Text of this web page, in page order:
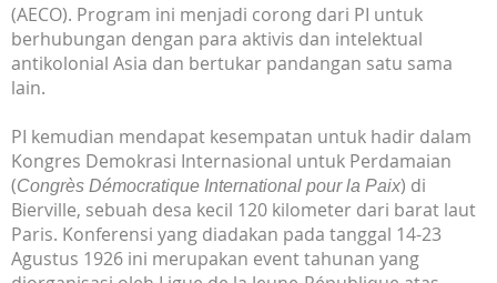
(AECO). Program ini menjadi corong dari PI untuk
berhubungan dengan para aktivis dan intelektual
antikolonial Asia dan bertukar pandangan satu sama
lain.
PI kemudian mendapat kesempatan untuk hadir dalam
Kongres Demokrasi Internasional untuk Perdamaian
(Congrès Démocratique International pour la Paix) di
Bierville, sebuah desa kecil 120 kilometer dari barat laut
Paris. Konferensi yang diadakan pada tanggal 14-23
Agustus 1926 ini merupakan event tahunan yang